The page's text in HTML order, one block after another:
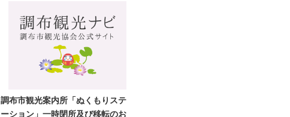
調布市観光案内所「ぬくもりステ
ーション」一時閉所及び移転のお